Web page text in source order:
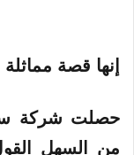
إنها قصة
حصلت شركة